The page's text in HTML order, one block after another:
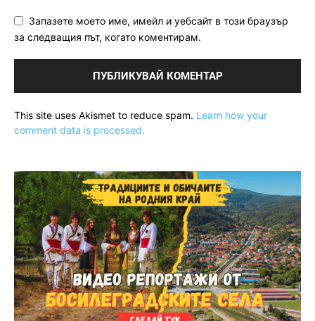
Запазете моето име, имейл и уебсайт в този браузър
за следващия път, когато коментирам.
This site uses Akismet to reduce spam. Learn how your
comment data is processed.